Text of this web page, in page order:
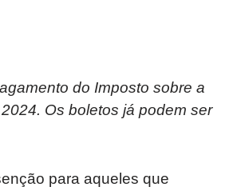
do Imposto sobre a
Os boletos já podem ser
para aqueles que